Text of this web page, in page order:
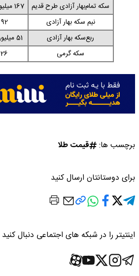
سکه تمام‌بهار آزادی طرح قدیم
167 میلیون و 600 هزار تومان
نیم‌ سکه بهار آزادی
92 میلیون تومان
ربع‌سکه بهار آزادی
51 میلیون و 500 هزار تومان
سکه گرمی
26 میلیون تومان
برچسب ها: قیمت طلا
برای دوستانتان ارسال کنید
اینتیتر را در شبکه های اجتماعی دنبال کنید